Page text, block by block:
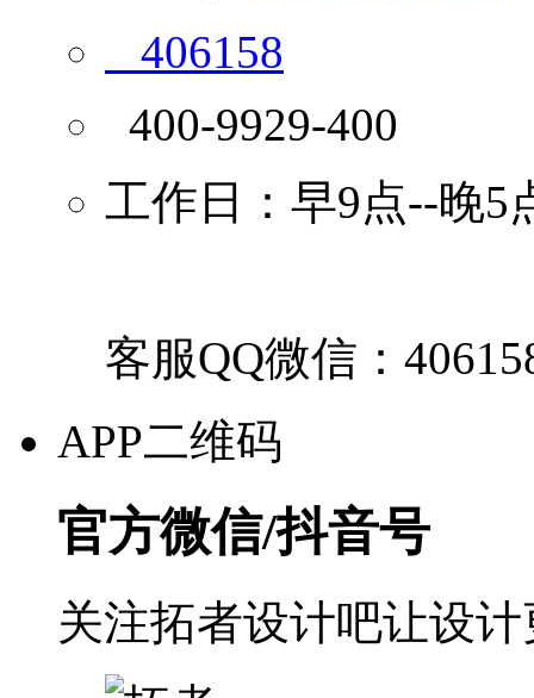
406158
400-9929-400
工作日：早9点--晚5
客服QQ微信：
APP二维码
官方微信/抖音号
关注拓者设计吧让设